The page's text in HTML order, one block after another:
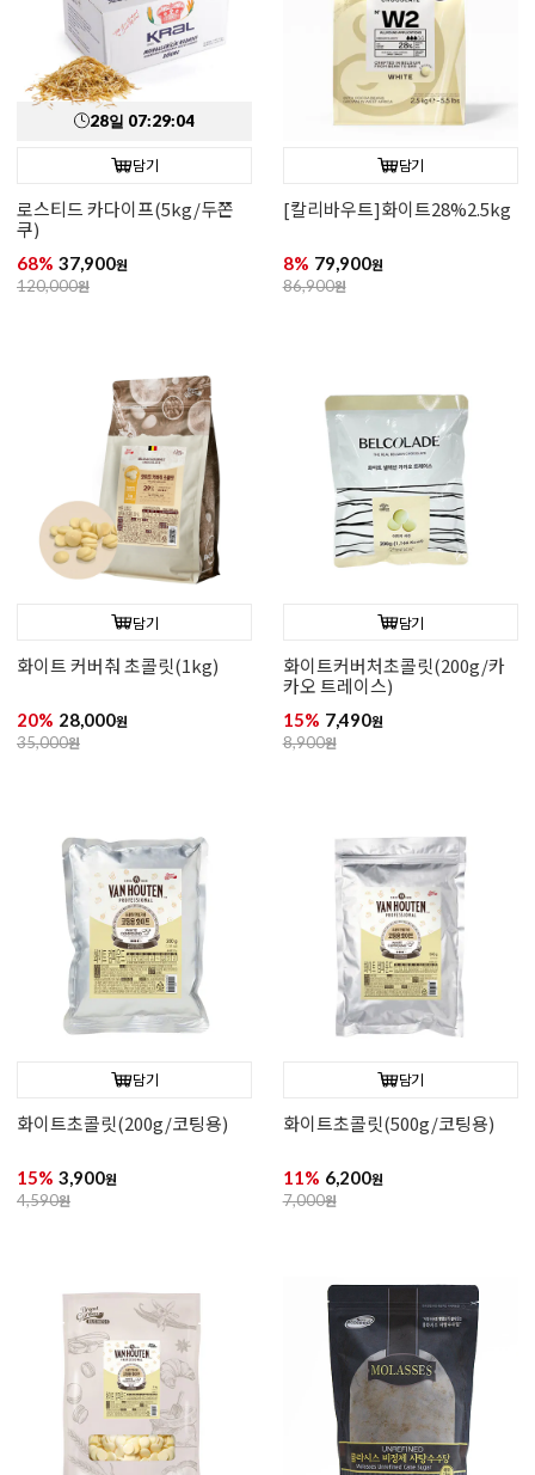
28일 07:29:03
담기
로스티드 카다이프(5kg/두쫀
쿠)
68% 37,900원
120,000원
담기
[칼리바우트]화이트28%2.5kg
8% 79,900원
86,900원
담기
화이트 커버춰 초콜릿(1kg)
20% 28,000원
35,000원
담기
화이트커버처초콜릿(200g/카
카오 트레이스)
15% 7,490원
8,900원
담기
화이트초콜릿(200g/코팅용)
15% 3,900원
4,590원
담기
화이트초콜릿(500g/코팅용)
11% 6,200원
7,000원